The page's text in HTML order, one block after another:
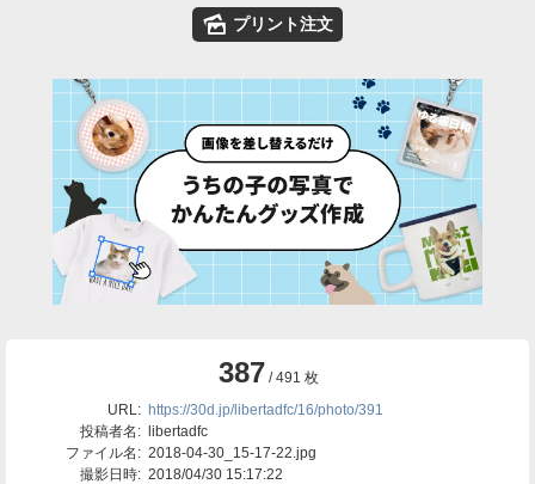
🌄 プリント注文
387 / 491 枚
URL: https://30d.jp/libertadfc/16/photo/391
投稿者名: libertadfc
ファイル名: 2018-04-30_15-17-22.jpg
撮影日時: 2018/04/30 15:17:22